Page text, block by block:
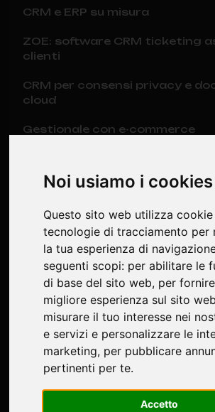
Noi usiamo i cookies
Questo sito web utilizza
tecnologie di tracciamento per
la tua esperienza di
seguenti scopi: per abilitare le
di base del sito web, per
migliore esperienza sul sito web
misurare il tuo interesse nei
e servizi e personalizzare le
marketing, per pubblicare
pertinenti per te.
Accetto
CRM e ERP su misura
ZOE: software CRM ticketing
clienti
CRM per consensi privacy e
cloud
Gestionale con e-commerce
Software Manutenzioni
Ultime notizie
Software per la gestione della
manutenzione impianti: guida
aziende italiane
Software su misura: quando
perché è una scelta strategica
aziende
Digitalizzazione aziendale e